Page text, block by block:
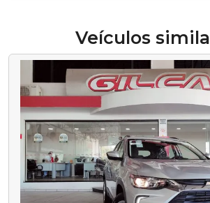
Veículos